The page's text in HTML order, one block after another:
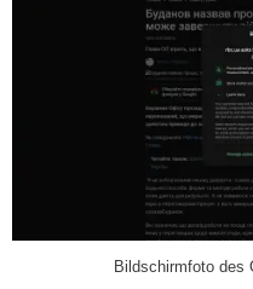
Bildschirmfoto des